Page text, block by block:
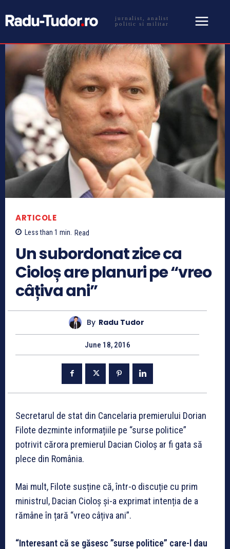
jurnalist, analist
politic si militar
ARTICOLE
Less than 1 min. Read
Un subordonat zice ca
Cioloș are planuri pe “vreo
câțiva ani”
By Radu Tudor
June 18, 2016
Secretarul de stat din Cancelaria premierului Dorian
Filote dezminte informațiile pe “surse politice”
potrivit cărora premierul Dacian Cioloș ar fi gata să
plece din România.
Mai mult, Filote susține că, într-o discuție cu prim
ministrul, Dacian Cioloș și-a exprimat intenția de a
rămâne în țară “vreo câțiva ani”.
“Interesant că se găsesc ”surse politice” care-l dau